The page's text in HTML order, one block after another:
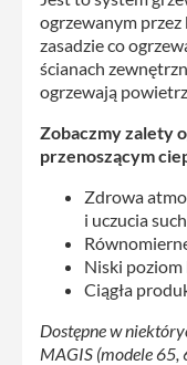
ogrzewanym przez
zasadzie co
ścianach
ogrzewają
Zobaczmy zalety
przenoszącym
Zdrowa
i uczucia
Niski poziom
Ciągła
Dostępne w
MAGIS (modele 65,